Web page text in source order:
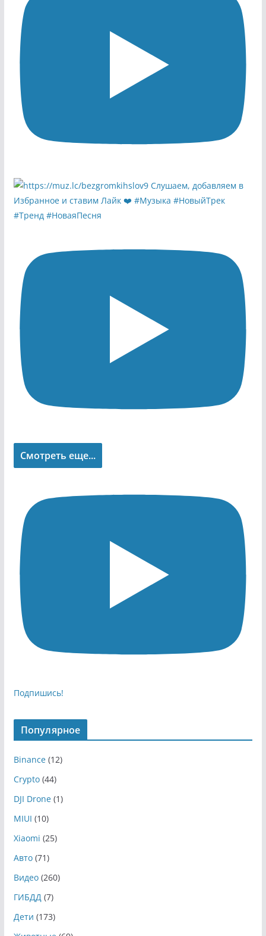
Смотреть еще...
Подпишись!
Популярное
Binance(12)
Crypto(44)
DJI Drone(1)
MIUI (10)
Xiaomi (25)
Авто(71)
Видео(260)
ГИБДД(7)
Дети (173)